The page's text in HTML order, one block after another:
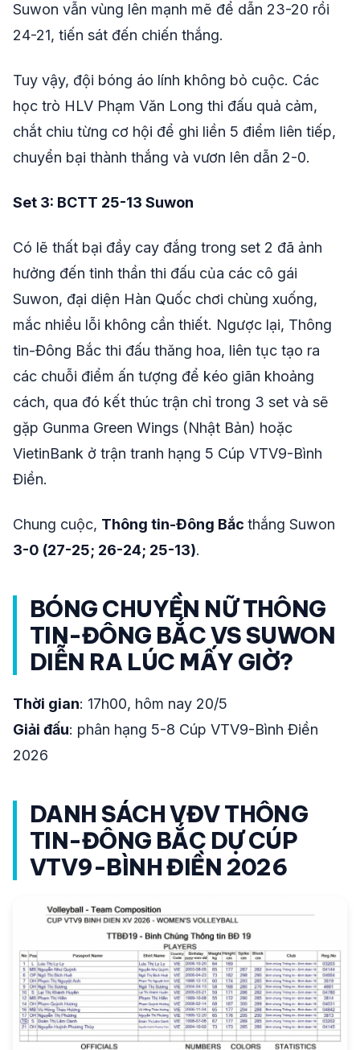
Suwon vẫn vùng lên mạnh mẽ để dẫn 23-20 rồi
24-21, tiến sát đến chiến thắng.
Tuy vậy, đội bóng áo lính không bỏ cuộc. Các
học trò HLV Phạm Văn Long thi đấu quả cảm,
chắt chiu từng cơ hội để ghi liền 5 điểm liên tiếp,
chuyển bại thành thắng và vươn lên dẫn 2-0.
Set 3: BCTT 25-13 Suwon
Có lẽ thất bại đầy cay đắng trong set 2 đã ảnh
hưởng đến tinh thần thi đấu của các cô gái
Suwon, đại diện Hàn Quốc chơi chùng xuống,
mắc nhiều lỗi không cần thiết. Ngược lại, Thông
tin-Đông Bắc thi đấu thăng hoa, liên tục tạo ra
các chuỗi điểm ấn tượng để kéo giãn khoảng
cách, qua đó kết thúc trận chỉ trong 3 set và sẽ
gặp Gunma Green Wings (Nhật Bản) hoặc
VietinBank ở trận tranh hạng 5 Cúp VTV9-Bình
Điền.
Chung cuộc, Thông tin-Đông Bắc thắng Suwon
3-0 (27-25; 26-24; 25-13).
BÓNG CHUYỀN NỮ THÔNG
TIN-ĐÔNG BẮC VS SUWON
DIỄN RA LÚC MẤY GIỜ?
Thời gian: 17h00, hôm nay 20/5
Giải đấu: phân hạng 5-8 Cúp VTV9-Bình Điền
2026
DANH SÁCH VĐV THÔNG
TIN-ĐÔNG BẮC DỰ CÚP
VTV9-BÌNH ĐIỀN 2026